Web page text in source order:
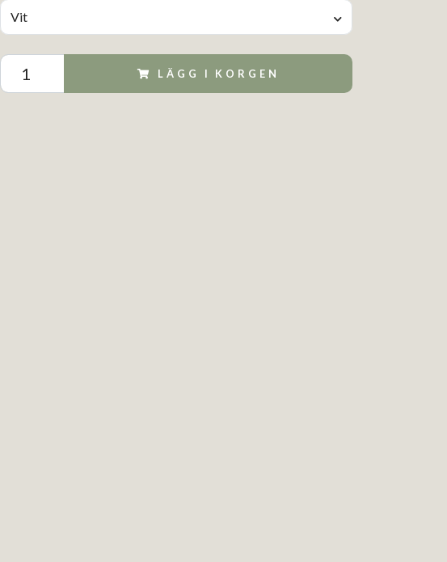
Vit
LÄGG I KORGEN